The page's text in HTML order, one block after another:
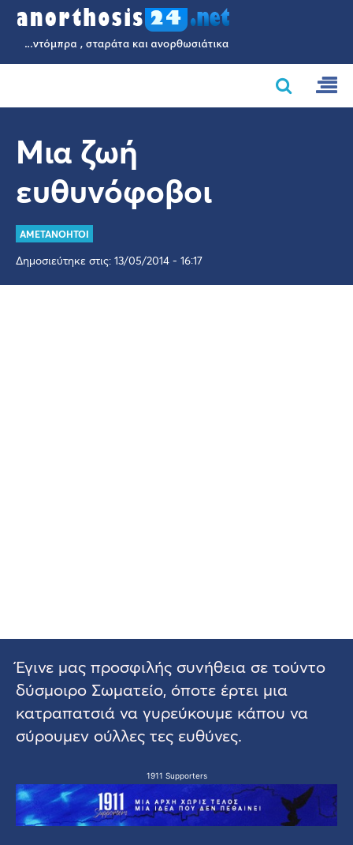
Μια ζωή
ευθυνόφοβοι
AMETANOHTOI
Δημοσιεύτηκε στις: 13/05/2014 - 16:17
Έγινε μας προσφιλής συνήθεια σε τούντο
δύσμοιρο Σωματείο, όποτε έρτει μια
κατραπατσιά να γυρεύκουμε κάπου να
σύρουμεν ούλλες τες ευθύνες.
1911 Supporters